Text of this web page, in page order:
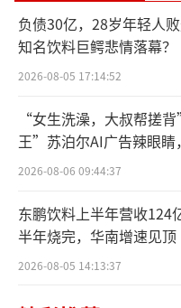
了保证核心品种的
经销商，方式是收
售中，为了确保产
量，并确保客户规
规行为，常会涉及
和好品种的销售尤其
当保证金达到
留下了可操作的空间。
负债30亿，28岁年轻人败
知名饮料巨鳄悲情落幕？
2026-08-05 17:14:52
“女生洗澡，大叔帮搓
王”苏泊尔AI广告辣眼睛
2026-08-06 09:44:37
东鹏饮料上半年营收124
半年烧完，华南增速见顶
2026-08-05 14:13:37